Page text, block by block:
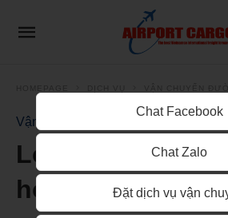
Vận Chuyển Đường Bộ
Lợi thế vận
hóa đường bộ
Chat Facebook
Chat Zalo
Đặt dịch vụ vận